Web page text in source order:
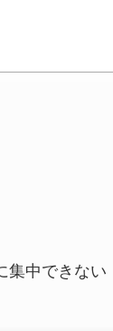
集中できない